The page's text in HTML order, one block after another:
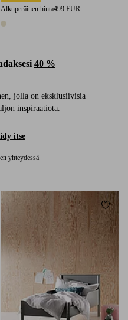
40 %
jolla on eksklusiivisia
inspiraatiota.
itse
yhteydessä
Alkuperäinen hinta499 EUR
1 väri
Lisää